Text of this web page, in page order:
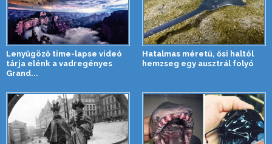
Lenyűgöző time-lapse videó
tárja elénk a vadregényes
Grand...
Hatalmas méretű, ősi haltól
hemzseg egy ausztrál folyó